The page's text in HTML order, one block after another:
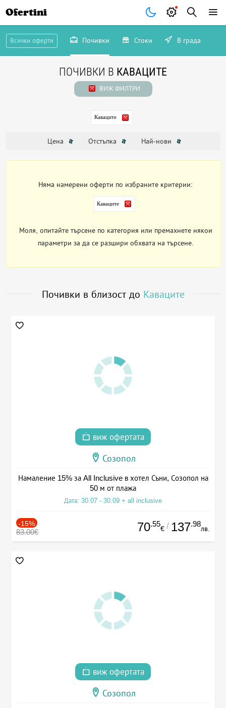
Ofertini
Всички оферти Почивки Стоки В града
ПОЧИВКИ В КАВАЦИТЕ
ВИЖ ФИЛТРИ
Каваците
Цена Отстъпка Най-нови
Няма намерени оферти по избраните критерии:
Каваците
Моля, опитайте търсене по категория или премахнете някои
параметри за да се разшири обхвата на търсене.
Почивки в близост до Каваците
виж офертата
Созопол
Намаление 15% за All Inclusive в хотел Съни, Созопол на
50 м от плажа
Дата: 30.07 - 30.09 + all inclusive
-15%
83.00€ 70.55
€ / 137.98
лв.
виж офертата
Созопол